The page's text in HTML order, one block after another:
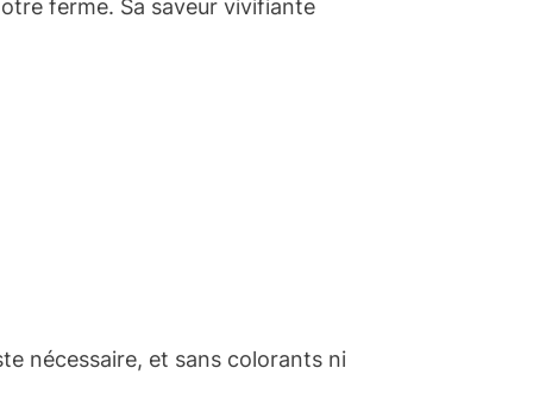
ferme. Sa saveur vivifiante
nécessaire, et sans colorants ni